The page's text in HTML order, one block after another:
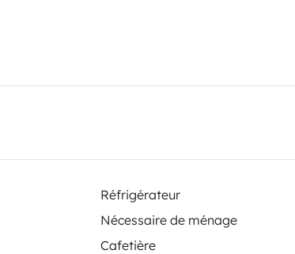
Réfrigérateur
Nécessaire de ménage
Cafetière